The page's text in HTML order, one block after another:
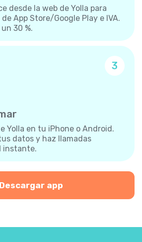
desde la web de Yolla para
App Store/Google Play e IVA.
30 %.
3
Yolla en tu iPhone o Android.
datos y haz llamadas
instante.
Descargar app